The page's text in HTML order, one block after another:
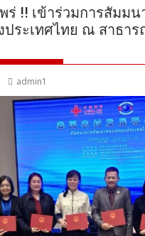
!! เข้าร่วมการสัมม
ระเทศไทย ณ สาธา
admin1